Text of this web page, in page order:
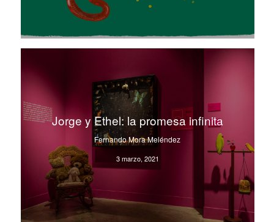
Jorge y Ethel: la promesa infinita
Fernando Mora Meléndez
3 marzo, 2021